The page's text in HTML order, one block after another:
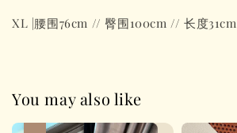
XL |腰围76cm // 臀围100cm // 长度31cm
You may also like